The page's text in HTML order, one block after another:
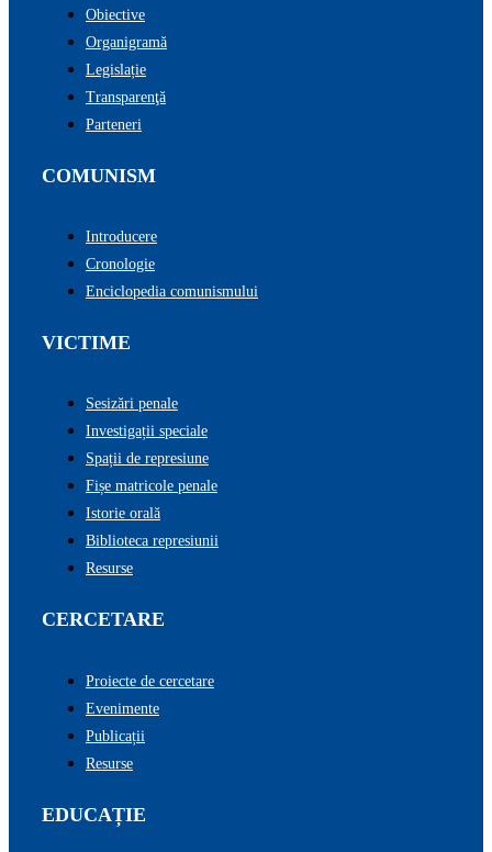
Obiective
Organigramă
Legislație
Transparenţă
Parteneri
COMUNISM
Introducere
Cronologie
Enciclopedia comunismului
VICTIME
Sesizări penale
Investigații speciale
Spații de represiune
Fișe matricole penale
Istorie orală
Biblioteca represiunii
Resurse
CERCETARE
Proiecte de cercetare
Evenimente
Publicații
Resurse
EDUCAȚIE